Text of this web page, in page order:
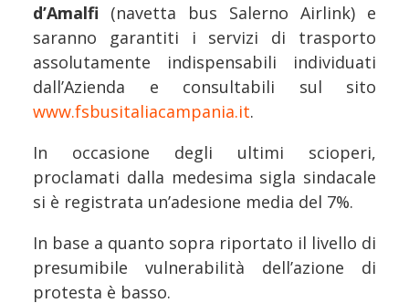
d’Amalfi (navetta bus Salerno Airlink) e
saranno garantiti i servizi di trasporto
assolutamente indispensabili individuati
dall’Azienda e consultabili sul sito
www.fsbusitaliacampania.it.
In occasione degli ultimi scioperi,
proclamati dalla medesima sigla sindacale
si è registrata un’adesione media del 7%.
In base a quanto sopra riportato il livello di
presumibile vulnerabilità dell’azione di
protesta è basso.